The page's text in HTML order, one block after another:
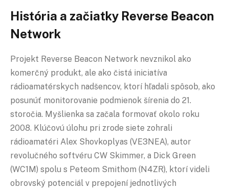
História a začiatky Reverse Beacon
Network
Projekt Reverse Beacon Network nevznikol ako
komerčný produkt, ale ako čistá iniciatíva
rádioamatérskych nadšencov, ktorí hľadali spôsob, ako
posunúť monitorovanie podmienok šírenia do 21.
storočia. Myšlienka sa začala formovať okolo roku
2008. Klúčovú úlohu pri zrode siete zohrali
rádioamatéri Alex Shovkoplyas (VE3NEA), autor
revolučného softvéru CW Skimmer, a Dick Green
(WC1M) spolu s Peteom Smithom (N4ZR), ktorí videli
obrovský potenciál v prepojení jednotlivých